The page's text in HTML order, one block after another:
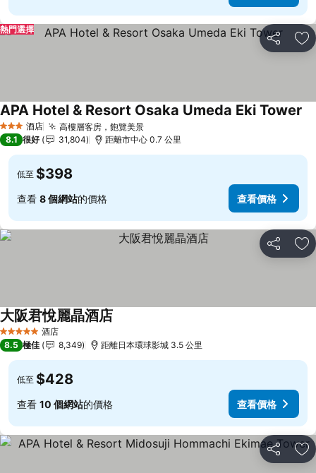
分享 放
熱門選擇
3 星級 酒店 高樓層客房，飽覽美景
APA Hotel & Resort Osaka Umeda Eki Tower
8.1 很好 31,804 距離市中心 0.7 公里
低至 $398
查看 8 個網站的價格 查看價格
分享 放
5 星級 酒店
大阪君悅麗晶酒店
8.5 極佳 8,349 距離日本環球影城 3.5 公里
低至 $428
查看 10 個網站的價格 查看價格
分享 放